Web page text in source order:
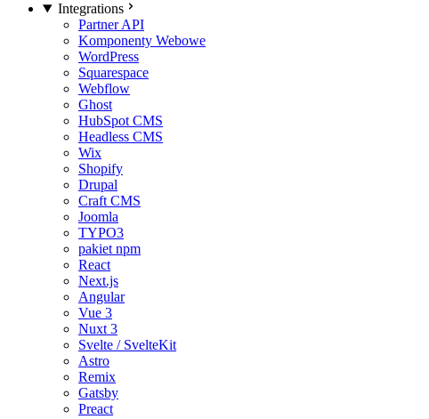
Integrations
Partner API
Komponenty Webowe
WordPress
Squarespace
Webflow
Ghost
HubSpot CMS
Headless CMS
Wix
Shopify
Drupal
Craft CMS
Joomla
TYPO3
pakiet npm
React
Next.js
Angular
Vue 3
Nuxt 3
Svelte / SvelteKit
Astro
Remix
Gatsby
Preact